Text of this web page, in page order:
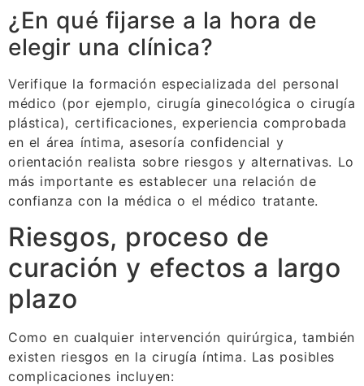
¿En qué fijarse a la hora de
elegir una clínica?
Verifique la formación especializada del personal
médico (por ejemplo, cirugía ginecológica o cirugía
plástica), certificaciones, experiencia comprobada
en el área íntima, asesoría confidencial y
orientación realista sobre riesgos y alternativas. Lo
más importante es establecer una relación de
confianza con la médica o el médico tratante.
Riesgos, proceso de
curación y efectos a largo
plazo
Como en cualquier intervención quirúrgica, también
existen riesgos en la cirugía íntima. Las posibles
complicaciones incluyen: